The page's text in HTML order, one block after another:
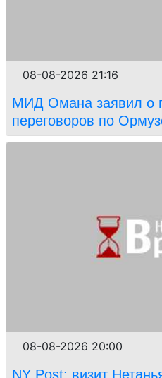
08-08-2026 21:16
МИД Омана заявил о
переговоров по
08-08-2026 20:00
NY Post: визит